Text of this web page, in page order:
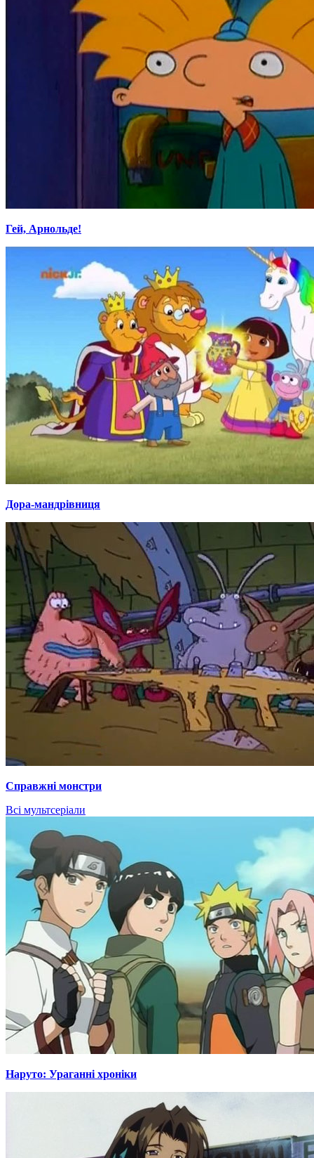
Гей, Арнольде!
Дора-мандрівниця
Справжні монстри
Всі мультсеріали
Наруто: Ураганні хроніки